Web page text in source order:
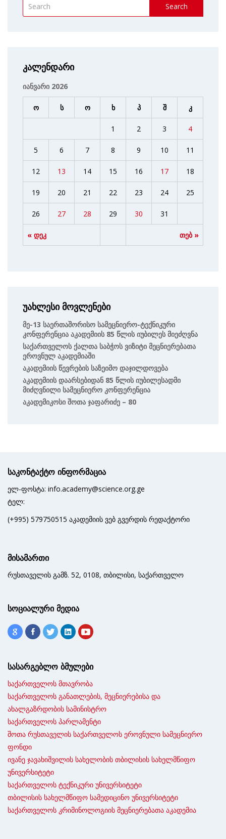
Search
კალენდარი
იანვარი 2026
ო ს ო ხ პ შ კ
« დეკ თებ »
1 2 3 4
5 6 7 8 9 10 11
12 13 14 15 16 17 18
19 20 21 22 23 24 25
26 27 28 29 30 31
უახლესი მოვლენები
Მე-13 Საერთაშორისო Სამეცნიერო-Ტექნიკური
Კონფერენცია Აკადემიის 85 Წლის Იუბილეს Მიეძღვნა
Საქართველოს Ქალთა Საბჭოს Ვიზიტი Მეცნიერებათა
Ეროვნულ Აკადემიაში
Აკადემიის Წევრების Საზეიმო Დაჯილდოვება
Აკადემიის Დაარსებიდან 85 Წლის Იუბილესადმი
Მიძღვნილი Სამეცნიერო Კონფერენცია
Აკადემიკოსი Შოთა Ჯაფარიძე – 80
საკონტაქტო ინფორმაცია
ელ-ფოსტა: info.academy@science.org.ge
ტელ:
(+995) 579750515 აკადემიის ვებ გვერდის რედაქტორი
მისამართი
რუსთაველის გამზ. 52, 0108, თბილისი, საქართველო
სოციალური მედია
სასარგებლო ბმულები
საქართველოს მთავრობა
საქართველოს განათლების, მეცნიერებისა და
ახალგაზრდობის სამინისტრო
საქართველოს პარლამენტი
შოთა რუსთაველის საქართველოს ეროვნული სამეცნიერო
ფონდი
ივანე ჯავახიშვილის სახელობის თბილისის სახელმწიფო
უნივერსიტეტი
საქართველოს ტექნიკური უნივერსიტეტი
თბილისის სახელმწიფო სამედიცინო უნივერსიტეტი
საქართველოს კრიმინოლოგიის მეცნიერებათა აკადემია